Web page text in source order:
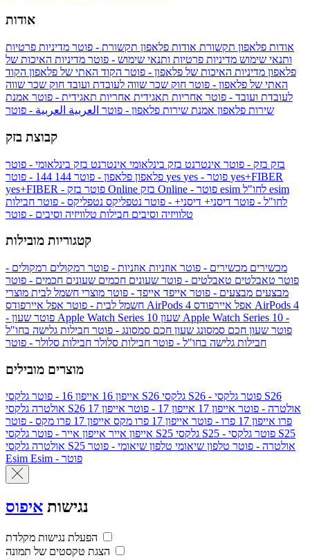
אודות
אודות פלאפון תקשורת אודות פלאפון תקשורת - פוטר מדיניות פרטיות
ותנאי שימוש מדיניות פרטיות ותנאי שימוש - פוטר מדיניות האיכות של
פלאפון מדיניות האיכות של פלאפון - פוטר הקוד האתי של פלאפון הקוד
האתי של פלאפון - פוטר חוק שכר שווה לעובדת ועובד חוק שכר שווה
לעובדת ועובד - פוטר אחריות תאגידית אחריות תאגידית - פוטר אמנת
שירות פלאפון אמנת שירות פלאפון - פוטר العربية العربية - פוטר
קבוצת בזק
בזק בזק - פוטר אינטרנט בזק בינלאומי אינטרנט בזק בינלאומי - פוטר
פלאפון פלאפון - פוטר 144 yes
yes+FIBER
yes+FIBER - פוטר בזק Online
esim
לחו"ל - פוטר דיסני+ דיסני+ - פוטר נטפליקס נטפליקס - פוטר חבילות
טלוויזיה וסיבים חבילות טלוויזיה וסיבים - פוטר
קטגוריות מובילות
מכשירים מכשירים - פוטר אוזניות אוזניות - פוטר רמקולים רמקולים -
פוטר טאבלטים טאבלטים - פוטר שעונים חכמים שעונים חכמים - פוטר
מבצעים מבצעים - פוטר אייפד אייפד - פוטר מוצרי חשמל לבית מוצרי
חשמל לבית - פוטר אפל איירפודס AirPods 4 אפל איירפודס AirPods 4
- פוטר שעון Apple Watch Series 10 שעון Apple Watch Series 10 -
פוטר שעון חכם סמסונג שעון חכם סמסונג - פוטר חבילות גלישה בחו"ל
חבילות גלישה בחו"ל - פוטר חבילות סלולר חבילות סלולר - פוטר
מוצרים מובילים
אייפון 16 אייפון 16 - פוטר גלקסי S26 גלקסי S26 - פוטר גלקסי S26
אולטרה
גלקסי S26 אולטרה - פוטר אייפון 17 אייפון 17 - פוטר
אייפון 17
פרו אייפון 17 פרו - פוטר אייפון 17 פרו מקס
אייפון 17 פרו מקס - פוטר
אייפון אייר אייפון אייר - פוטר גלקסי S25 גלקסי S25 - פוטר גלקסי S25
אולטרה
גלקסי S25 אולטרה - פוטר טלפון שיאומי טלפון שיאומי - פוטר
Esim
Esim - פוטר
נגישות איפוס
הפעלת נגישות מקלדת
הצגת טקסטים של תמונה